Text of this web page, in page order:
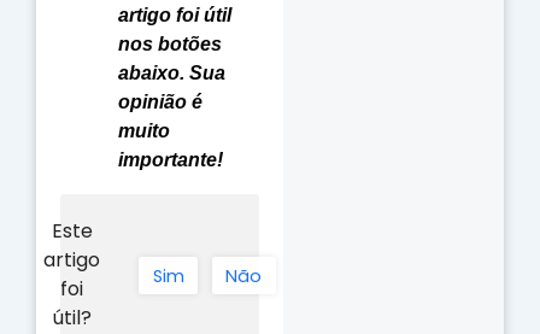
artigo foi útil
nos botões
abaixo. Sua
opinião é
muito
importante!
Este
artigo
foi
útil?
Sim Não